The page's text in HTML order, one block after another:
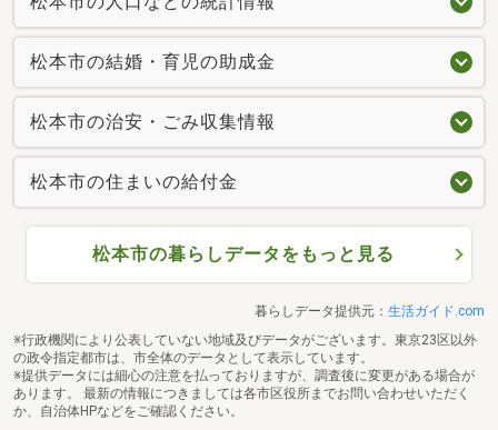
松本市の結婚・育児の助成金
松本市の治安・ごみ収集情報
松本市の住まいの給付金
松本市の暮らしデータをもっと見る
暮らしデータ提供元： 生活ガイド.com
※行政機関により公表していない地域及びデータがございます。東京23区以外
の政令指定都市は、市全体のデータとして表示しています。
※提供データには細心の注意を払っておりますが、調査後に変更がある場合が
あります。 最新の情報につきましては各市区役所までお問い合わせいただく
か、自治体HPなどをご確認ください。